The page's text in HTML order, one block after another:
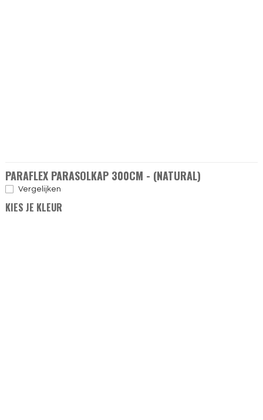
PARAFLEX PARASOLKAP 300CM - (NATURAL)
Vergelijken
KIES JE KLEUR